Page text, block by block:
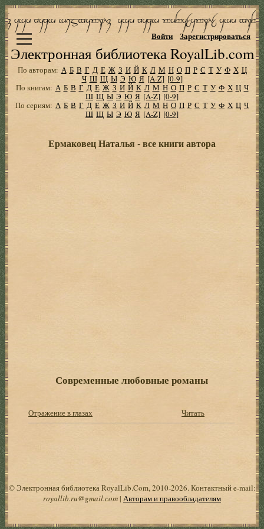
Электронная библиотека RoyalLib.com
Войти Зарегистрироваться
По авторам: А Б В Г Д Е Ж З И Й К Л М Н О П Р С Т У Ф Х Ц
Ч Ш Щ Ы Э Ю Я [A-Z] [0-9]
По книгам: А Б В Г Д Е Ж З И Й К Л М Н О П Р С Т У Ф Х Ц Ч
Ш Щ Ы Э Ю Я [A-Z] [0-9]
По сериям: А Б В Г Д Е Ж З И Й К Л М Н О П Р С Т У Ф Х Ц Ч
Ш Щ Ы Э Ю Я [A-Z] [0-9]
Ермаковец Наталья - все книги автора
Современные любовные романы
Отражение в глазах Читать
© Электронная библиотека RoyalLib.Com, 2010-2026. Контактный e-mail:
royallib.ru@gmail.com| Авторам и правообладателям